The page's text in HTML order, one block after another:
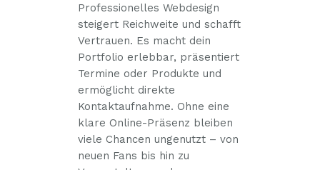
Professionelles Webdesign
steigert Reichweite und schafft
Vertrauen. Es macht dein
Portfolio erlebbar, präsentiert
Termine oder Produkte und
ermöglicht direkte
Kontaktaufnahme. Ohne eine
klare Online-Präsenz bleiben
viele Chancen ungenutzt – von
neuen Fans bis hin zu